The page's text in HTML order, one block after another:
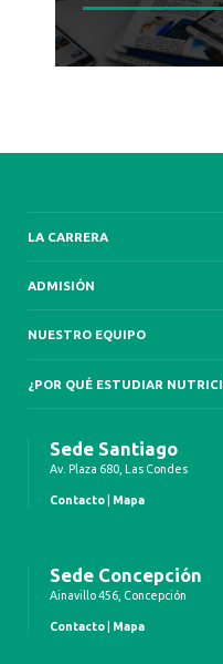
LA CARRERA
ADMISIÓN
NUESTRO EQUIPO
¿POR QUÉ ESTUDIAR
Sede Santiago
Av. Plaza 680, Las Condes
Contacto Mapa
Sede Concepción
Ainavillo 456, Concepción
Contacto Mapa